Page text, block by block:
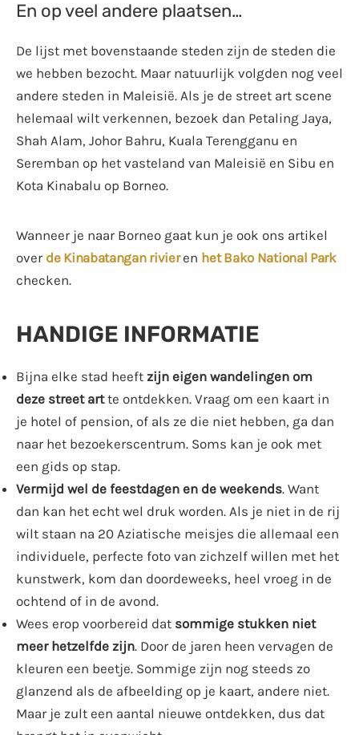
En op veel andere plaatsen…
De lijst met bovenstaande steden zijn de steden die
we hebben bezocht. Maar natuurlijk volgden nog veel
andere steden in Maleisië. Als je de street art scene
helemaal wilt verkennen, bezoek dan Petaling Jaya,
Shah Alam, Johor Bahru, Kuala Terengganu en
Seremban op het vasteland van Maleisië en Sibu en
Kota Kinabalu op Borneo.
Wanneer je naar Borneo gaat kun je ook ons artikel
over de Kinabatangan rivieren het Bako National Park
checken.
HANDIGE INFORMATIE
Bijna elke stad heeft zijn eigen wandelingen om
deze street artte ontdekken. Vraag om een ​​kaart in
je hotel of pension, of als ze die niet hebben, ga dan
naar het bezoekerscentrum. Soms kan je ook met
een gids op stap.
Vermijd wel de feestdagen en de weekends. Want
dan kan het echt wel druk worden. Als je niet in de rij
wilt staan ​​na 20 Aziatische meisjes die allemaal een
individuele, perfecte foto van zichzelf willen met het
kunstwerk, kom dan doordeweeks, heel vroeg in de
ochtend of in de avond.
Wees erop voorbereid dat sommige stukken niet
meer hetzelfde zijn. Door de jaren heen vervagen de
kleuren een beetje. Sommige zijn nog steeds zo
glanzend als de afbeelding op je kaart, andere niet.
Maar je zult een aantal nieuwe ontdekken, dus dat